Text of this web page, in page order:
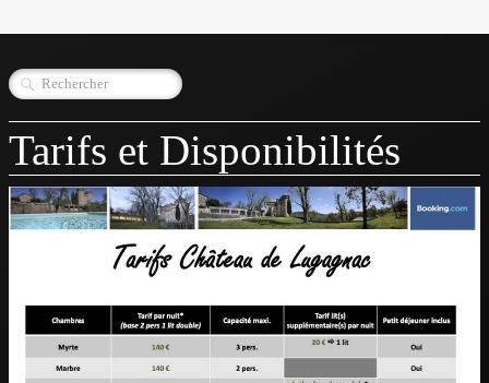
HEBERGEMENTS▼
RECEPTION & EVÈNEMENTIEL
ACTIVITES & ENVIRONEMENT
TARIFS & DISPONIBILITÉS
LE CHATEAU
ACTUALITÉS
CONTACT
ALBUM
Tarifs et Disponibilités